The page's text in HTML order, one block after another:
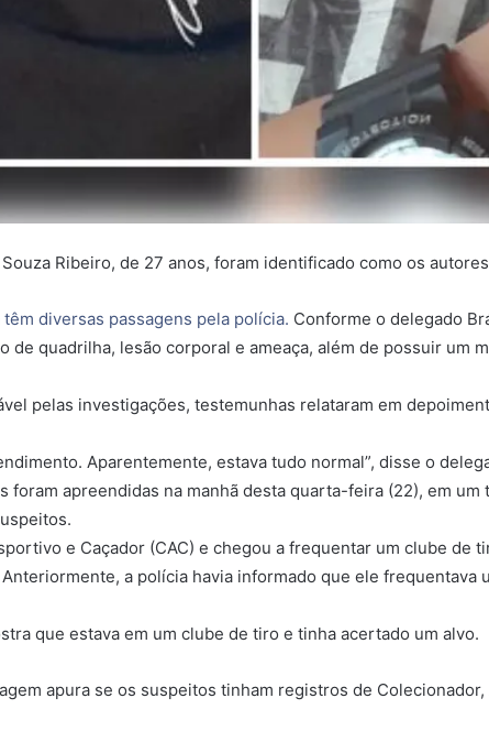
Ribeiro, de 27 anos, foram identificado como os
diversas passagens pela polícia. Conforme o delegado
de quadrilha, lesão corporal e ameaça, além de possuir um
pelas investigações, testemunhas relataram em
Aparentemente, estava tudo normal”, disse o
foram apreendidas na manhã desta quarta-feira (22), em
e Caçador (CAC) e chegou a frequentar um clube de
a polícia havia informado que ele
que estava em um clube de tiro e tinha acertado um alvo.
apura se os suspeitos tinham registros de